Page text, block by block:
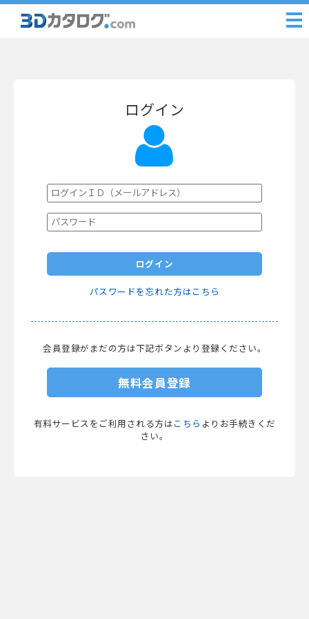
ログイン
ログイン
パスワードを忘れた方はこちら
会員登録がまだの方は下記ボタンより登録ください。
無料会員登録
有料サービスをご利用される方は こちら よりお手続きくだ
さい。